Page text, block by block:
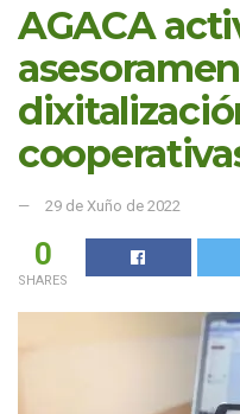
AGACA
29 de Xuño de 2022
0
SHARES